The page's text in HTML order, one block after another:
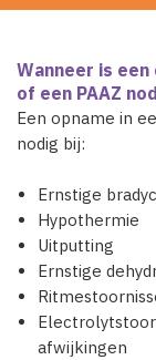
Wanneer is een
of een PAAZ
Een opname in
nodig bij:
Ernstige
Hypothermie
Uitputting
Ernstige
afwijkingen